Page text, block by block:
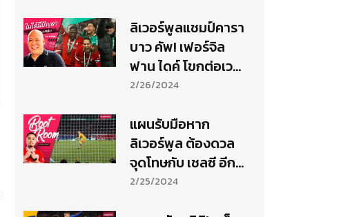
ลิเวอร์พูลแชมป์คารา
บาว คัพ! เฟอร์จิล
ฟาน ไดค์ โขกต่อเวลา
ดับ เชลซี ซิวถ้วยสมัย
2/26/2024
แผนรับมือหาก
ลิเวอร์พูล ต้องดวล
จุดโทษกับ เชลซี อีก
ครั้ง...
2/25/2024